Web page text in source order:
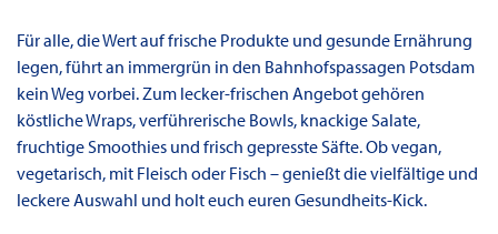
Für alle, die Wert auf frische Produkte und gesunde Ernährung
legen, führt an immergrün in den Bahnhofspassagen Potsdam
kein Weg vorbei. Zum lecker-frischen Angebot gehören
köstliche Wraps, verführerische Bowls, knackige Salate,
fruchtige Smoothies und frisch gepresste Säfte. Ob vegan,
vegetarisch, mit Fleisch oder Fisch – genießt die vielfältige und
leckere Auswahl und holt euch euren Gesundheits-Kick.